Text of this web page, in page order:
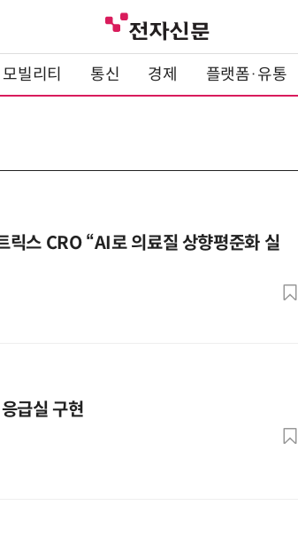
모빌리티 통신 경제 플랫폼·유통
릭스 CRO “AI로 의료질 상향평준화 실
급실 구현